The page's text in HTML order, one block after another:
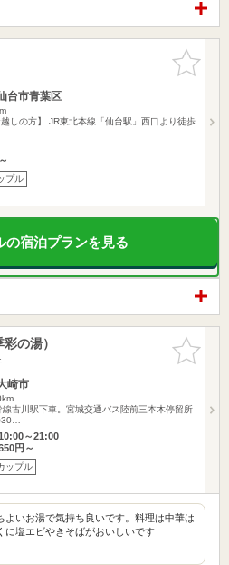
お気に入
りに追加
台市青葉区
越しの方】 JR東北本線「仙台駅」西口より徒歩
プル
の宿泊プランを見る
お気に入
りに追加
の湯）
崎市
線古川駅下車。宮城交通バス陸前三本木停留所
～21:00
円～
ップル
よいお湯で気持ち良いです。料理は中華は
に塩エビやきそばがおいしいです